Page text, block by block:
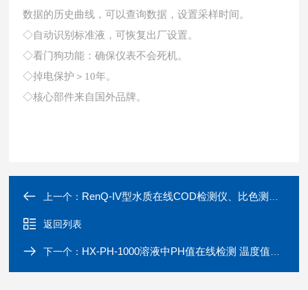
数据的历史曲线，可以查询数据，设置采样时间。
◇自动识别标准液，可恢复出厂设置。
◇看门狗功能：确保仪表不会死机。
◇掉电保护＞10年。
◇核心部件来自国外品牌。
上一个： RenQ-IV型水质在线COD检测仪、比色测定设备
返回列表
下一个： HX-PH-1000溶液中PH值在线检测 温度值测量